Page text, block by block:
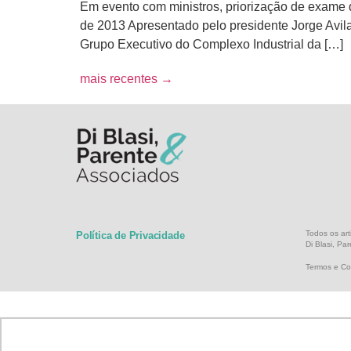
Em evento com ministros, priorização de
de 2013 Apresentado pelo presidente Jorge
Grupo Executivo do Complexo Industrial da […]
mais recentes →
Política de Privacidade
Todos os
Di Blasi,
Termos e